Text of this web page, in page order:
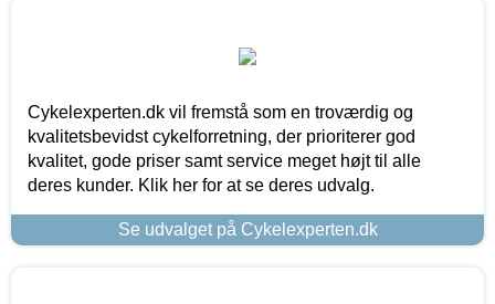
Cykelexperten.dk vil fremstå som en troværdig og
kvalitetsbevidst cykelforretning, der prioriterer god
kvalitet, gode priser samt service meget højt til alle
deres kunder. Klik her for at se deres udvalg.
Se udvalget på Cykelexperten.dk